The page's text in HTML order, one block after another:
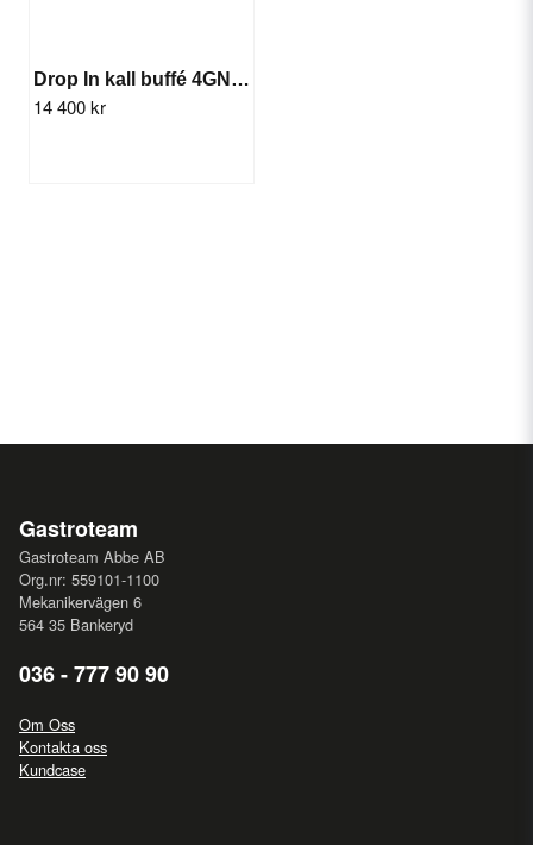
Drop In kall buffé 4GN (kyla)
14 400 kr
Gastroteam
Gastroteam Abbe AB
Org.nr: 559101-1100
Mekanikervägen 6
564 35 Bankeryd
036 - 777 90 90
Om Oss
Kontakta oss
Kundcase